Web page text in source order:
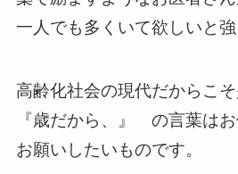
一人でも多くいて欲しいと強
高齢化社会の現代だからこそ
『歳だから、』 の言葉は
お願いしたいものです。